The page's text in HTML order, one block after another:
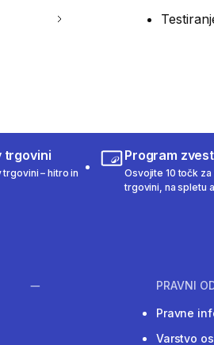
trgovini
– hitro in
Program
Osvojite 10 točk za
trgovini, na spletu
PRAVNI
Pravne
Varstvo